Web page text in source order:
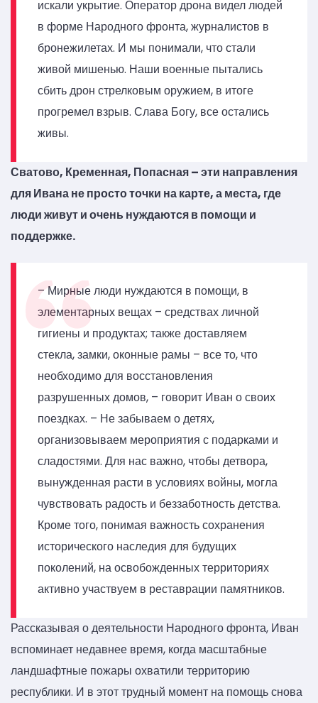
искали укрытие. Оператор дрона видел людей
в форме Народного фронта, журналистов в
бронежилетах. И мы понимали, что стали
живой мишенью. Наши военные пытались
сбить дрон стрелковым оружием, в итоге
прогремел взрыв. Слава Богу, все остались
живы.
Сватово, Кременная, Попасная – эти направления
для Ивана не просто точки на карте, а места, где
люди живут и очень нуждаются в помощи и
поддержке.
– Мирные люди нуждаются в помощи, в
элементарных вещах – средствах личной
гигиены и продуктах; также доставляем
стекла, замки, оконные рамы – все то, что
необходимо для восстановления
разрушенных домов, – говорит Иван о своих
поездках. – Не забываем о детях,
организовываем мероприятия с подарками и
сладостями. Для нас важно, чтобы детвора,
вынужденная расти в условиях войны, могла
чувствовать радость и беззаботность детства.
Кроме того, понимая важность сохранения
исторического наследия для будущих
поколений, на освобожденных территориях
активно участвуем в реставрации памятников.
Рассказывая о деятельности Народного фронта, Иван
вспоминает недавнее время, когда масштабные
ландшафтные пожары охватили территорию
республики. И в этот трудный момент на помощь снова